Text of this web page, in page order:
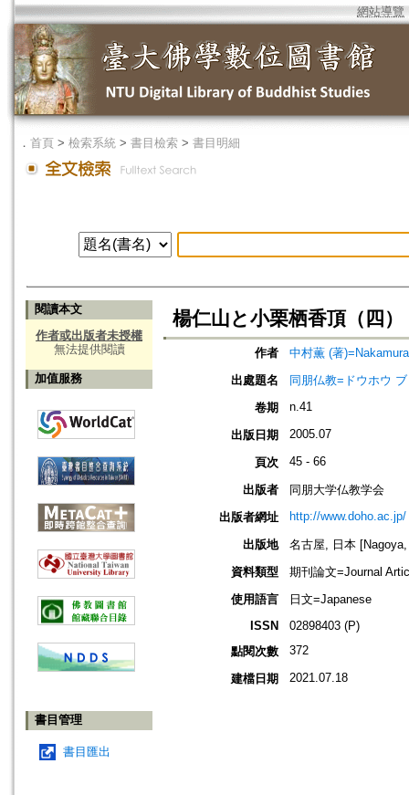
網站導覽
． 首頁 > 檢索系統 > 書目檢索 > 書目明細
閱讀本文
作者或出版者未授權
無法提供閱讀
加值服務
書目管理
書目匯出
楊仁山と小栗栖香頂（四
作者
中村薫 (著
出處題名
同朋仏教=ドウホウ
卷期
n.41
出版日期 2005.07
頁次 45 - 66
出版者
同朋大学仏教学会
出版者網址
http://www.doho.ac.jp/
出版地
名古屋, 日本
資料類型
期刊論文=Journal
使用語言
日文=Japanese
ISSN
02898403 (P)
點閱次數
372
建檔日期 2021.07.18